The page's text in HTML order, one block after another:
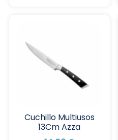
Cuchillo Multiusos
13Cm Azza